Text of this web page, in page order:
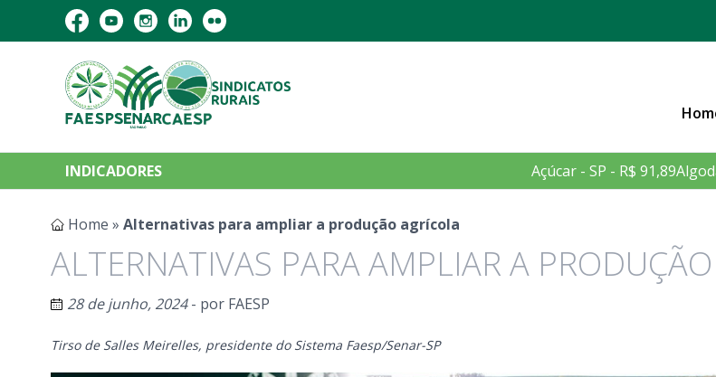
INDICADORES Açúcar - SP - R$ 91,89
Home » Alternativas para ampliar a produção agrícola
ALTERNATIVAS PARA AMPLIAR A
28 de junho, 2024- por FAESP
Tirso de Salles Meirelles, presidente do Sistema Faesp/Senar-SP